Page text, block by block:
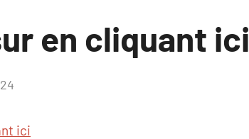
en cliquant ici
ici